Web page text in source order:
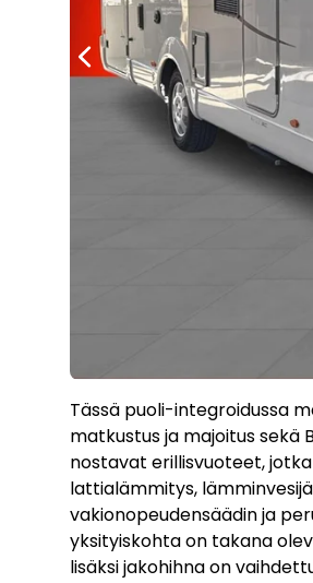
Tässä puoli-integroidussa
matkustus ja majoitus sekä
nostavat erillisvuoteet,
lattialämmitys,
vakionopeudensäädin ja
yksityiskohta on takana
lisäksi jakohihna on